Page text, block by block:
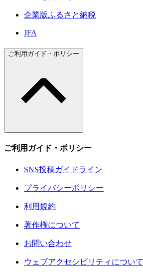
企業版ふるさと納税
JFA
ご利用ガイド・ポリシー
ご利用ガイド・ポリシー
SNS投稿ガイドライン
プライバシーポリシー
利用規約
著作権について
お問い合わせ
ウェブアクセシビリティについて